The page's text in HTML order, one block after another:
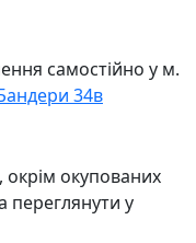
самостійно у м.
34в
окрім окупованих
переглянути у